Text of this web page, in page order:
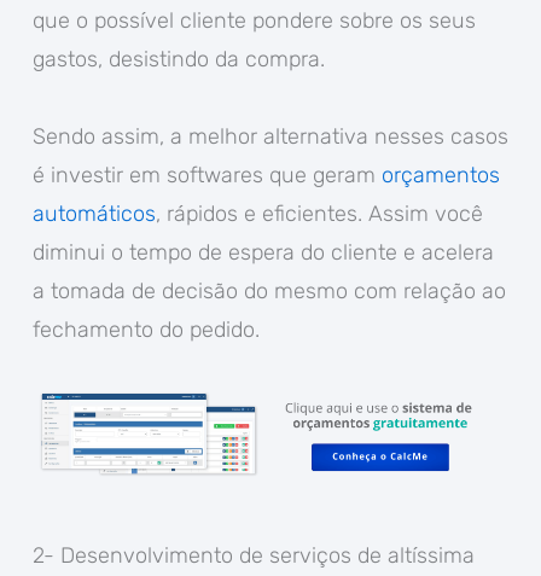
que o possível cliente pondere sobre os seus
gastos, desistindo da compra.
Sendo assim, a melhor alternativa nesses casos
é investir em softwares que geram orçamentos
automáticos, rápidos e eficientes. Assim você
diminui o tempo de espera do cliente e acelera
a tomada de decisão do mesmo com relação ao
fechamento do pedido.
2- Desenvolvimento de serviços de altíssima